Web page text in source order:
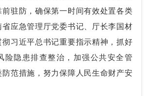
驻防，确保第一时间有效处置各类
省应急管理厅党委书记、厅长李国材
习近平总书记重要指示精神，抓好
险隐患排查整治，加强公共安全管
范措施，努力保障人民生命财产安